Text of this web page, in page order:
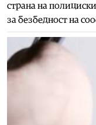
страна на
за безбедност на